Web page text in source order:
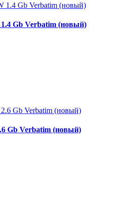
Gb Verbatim (новый)
Gb Verbatim (новый)